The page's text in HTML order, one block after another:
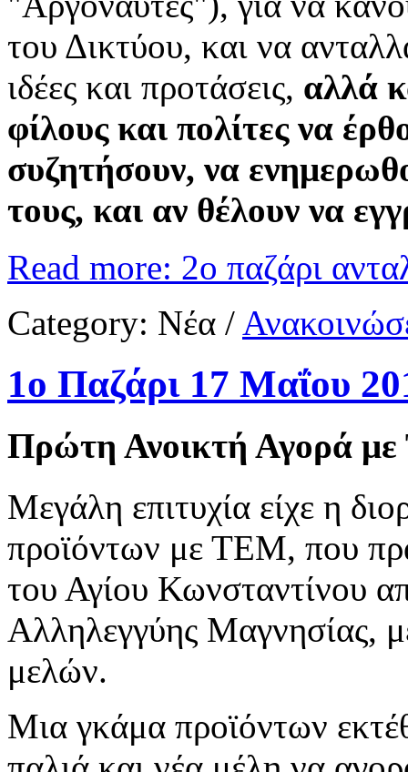
του Δικτύου, και να
ιδέες και προτάσεις, αλλά
φίλους και πολίτες να
συζητήσουν, να
τους, και αν θέλουν να
Read more: 2ο παζάρι
Category: Νέα /
1ο Παζάρι 17 Μαΐου
Πρώτη Ανοικτή Αγορά
Μεγάλη επιτυχία είχε η
προϊόντων με ΤΕΜ, που
του Αγίου Κωνσταντίνου
Αλληλεγγύης Μαγνησίας,
μελών.
Μια γκάμα προϊόντων